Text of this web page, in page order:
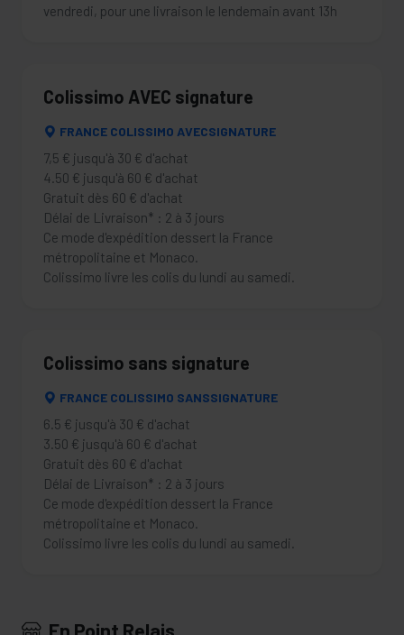
vendredi, pour une livraison le lendemain avant 13h
Colissimo AVEC signature
FRANCE COLISSIMO AVECSIGNATURE
7,5 € jusqu'à 30 € d'achat
4.50 € jusqu'à 60 € d'achat
Gratuit dès 60 € d'achat
Délai de Livraison* : 2 à 3 jours
Ce mode d'expédition dessert la France
métropolitaine et Monaco.
Colissimo livre les colis du lundi au samedi.
Colissimo sans signature
FRANCE COLISSIMO SANSSIGNATURE
6.5 € jusqu'à 30 € d'achat
3.50 € jusqu'à 60 € d'achat
Gratuit dès 60 € d'achat
Délai de Livraison* : 2 à 3 jours
Ce mode d'expédition dessert la France
métropolitaine et Monaco.
Colissimo livre les colis du lundi au samedi.
En Point Relais